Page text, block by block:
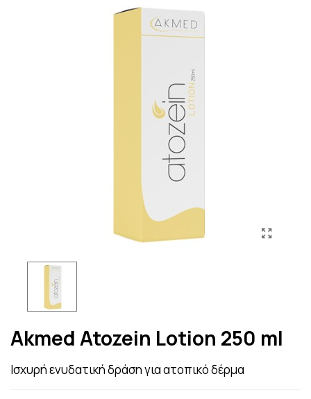
Akmed Atozein Lotion 250 ml
Ισχυρή ενυδατική δράση για ατοπικό δέρμα